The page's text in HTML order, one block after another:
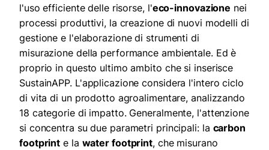
l'uso efficiente delle risorse, l'eco-innovazione nei
processi produttivi, la creazione di nuovi modelli di
gestione e l'elaborazione di strumenti di
misurazione della performance ambientale. Ed è
proprio in questo ultimo ambito che si inserisce
SustainAPP. L'applicazione considera l'intero ciclo
di vita di un prodotto agroalimentare, analizzando
18 categorie di impatto. Generalmente, l'attenzione
si concentra su due parametri principali: la carbon
footprint e la water footprint, che misurano